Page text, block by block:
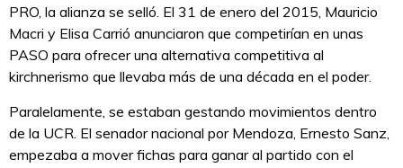
PRO, la alianza se selló. El 31 de enero del 2015, Mauricio
Macri y Elisa Carrió anunciaron que competirían en unas
PASO para ofrecer una alternativa competitiva al
kirchnerismo que llevaba más de una década en el poder.
Paralelamente, se estaban gestando movimientos dentro
de la UCR. El senador nacional por Mendoza, Ernesto Sanz,
empezaba a mover fichas para ganar al partido con el